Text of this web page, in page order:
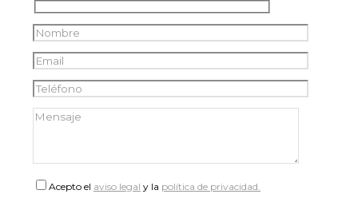
Acepto el aviso legal y la política de privacidad.